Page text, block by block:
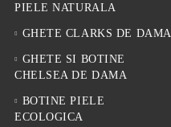
PIELE NATURALA
GHETE CLARKS DE DAMA
GHETE SI BOTINE
CHELSEA DE DAMA
BOTINE PIELE
ECOLOGICA